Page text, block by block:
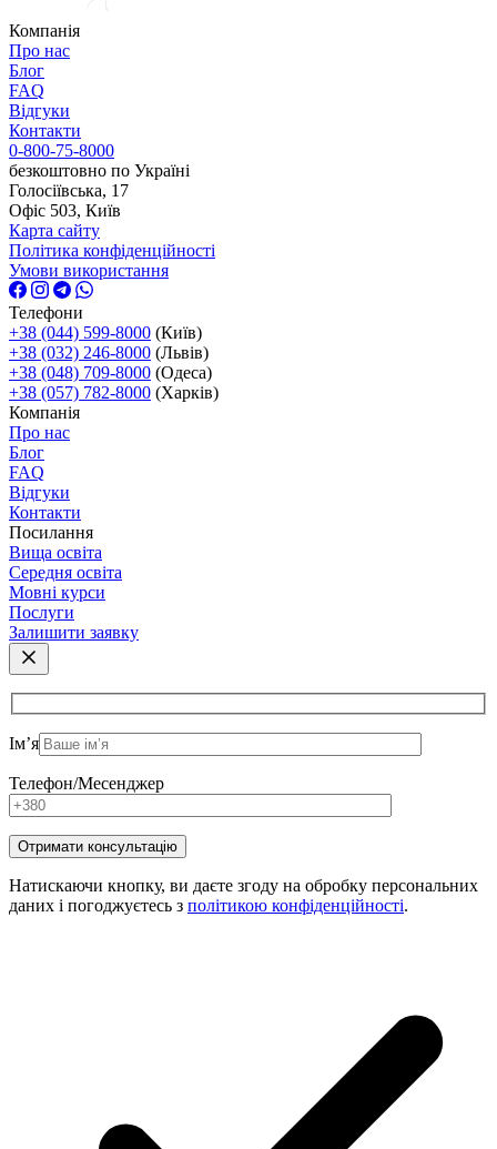
Компанія
Про нас
Блог
FAQ
Відгуки
Контакти
0-800-75-8000
безкоштовно по Україні
Голосіївська, 17
Офіс 503, Київ
Карта сайту
Політика конфіденційності
Умови використання
Телефони
+38 (044) 599-8000 (Київ)
+38 (032) 246-8000 (Львів)
+38 (048) 709-8000 (Одеса)
+38 (057) 782-8000 (Харків)
Компанія
Про нас
Блог
FAQ
Відгуки
Контакти
Посилання
Вища освіта
Середня освіта
Мовні курси
Послуги
Залишити заявку
Ім’я
Телефон/Месенджер
Натискаючи кнопку, ви даєте згоду на обробку персональних
даних і погоджуєтесь з політикою конфіденційності.